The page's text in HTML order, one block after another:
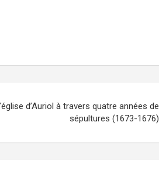
d’Auriol à travers quatre années de
sépultures (1673-1676)